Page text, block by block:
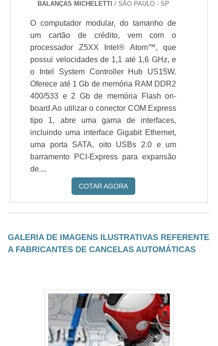
BALANÇAS MICHELETTI / SÃO PAULO - SP
O computador modular, do tamanho de
um cartão de crédito, vem com o
processador Z5XX Intel® Atom™, que
possui velocidades de 1,1 até 1,6 GHz, e
o Intel System Controller Hub US15W.
Oferece até 1 Gb de memória RAM DDR2
400/533 e 2 Gb de memória Flash on-
board.Ao utilizar o conector COM Express
tipo 1, abre uma gama de interfaces,
incluindo uma interface Gigabit Ethernet,
uma porta SATA, oito USBs 2.0 e um
barramento PCI-Express para expansão
de....
COTAR AGORA
GALERIA DE IMAGENS ILUSTRATIVAS REFERENTE
A FABRICANTES DE CANCELAS AUTOMÁTICAS